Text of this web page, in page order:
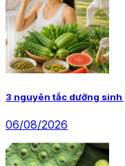
3 nguyên tắc dưỡng sinh
06/08/2026